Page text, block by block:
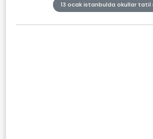
13 ocak istanbulda okullar tatil